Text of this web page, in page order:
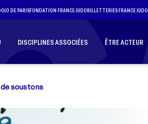
DE PARISFONDATION FRANCE JUDOBILLETTERIES FRANCE JUDO
DISCIPLINES ASSOCIÉES ÊTRE ACTEUR
soustons